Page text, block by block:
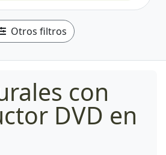
Otros filtros
con
DVD en